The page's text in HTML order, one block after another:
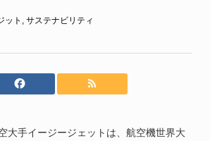
ット サステナビリティ
大手イージージェットは、航空機世界大